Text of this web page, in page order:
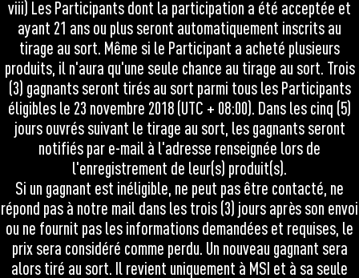
viii) Les Participants dont la participation a été acceptée et
ayant 21 ans ou plus seront automatiquement inscrits au
tirage au sort. Même si le Participant a acheté plusieurs
produits, il n'aura qu'une seule chance au tirage au sort. Trois
(3) gagnants seront tirés au sort parmi tous les Participants
éligibles le 23 novembre 2018 (UTC + 08:00). Dans les cinq (5)
jours ouvrés suivant le tirage au sort, les gagnants seront
notifiés par e-mail à l'adresse renseignée lors de
l'enregistrement de leur(s) produit(s).
Si un gagnant est inéligible, ne peut pas être contacté, ne
répond pas à notre mail dans les trois (3) jours après son envoi
ou ne fournit pas les informations demandées et requises, le
prix sera considéré comme perdu. Un nouveau gagnant sera
alors tiré au sort. Il revient uniquement à MSI et à sa seule